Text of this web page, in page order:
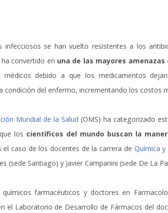
infecciosos se han vuelto resistentes a los
convertido en una de las mayores amenazas
médicos debido a que los medicamentos
condición del enfermo, incrementando los costos
Mundial de la Salud (OMS) ha categorizado
los científicos del mundo buscan la
el caso de los docentes de la carrera de Química y
(sede Santiago) y Javier Campanini (sede De La
farmacéuticos y doctores en
el Laboratorio de Desarrollo de Fármacos del